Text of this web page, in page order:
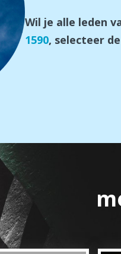
Wil je alle leden
1590, selecteer